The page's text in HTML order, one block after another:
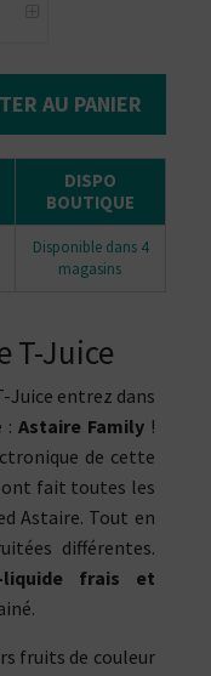
AU PANIER
DISPO
BOUTIQUE
Disponible dans 4
magasins
T-Juice
Juice entrez dans
:Astaire Family!
de cette
ont fait toutes les
Astaire. Tout en
différentes.
liquide frais et
fruits de couleur